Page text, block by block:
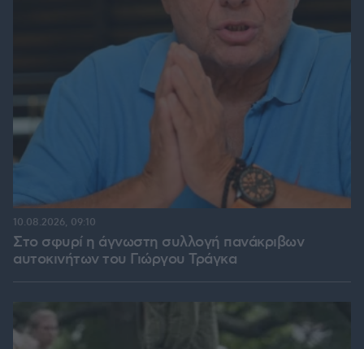
Στο σφυρί η άγνωστη συλλογή πανάκριβων
αυτοκινήτων του Γιώργου Τράγκα
10.08.2026, 09:10